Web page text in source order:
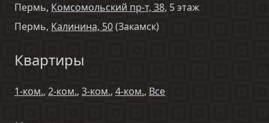
Пермь, Комсомольский пр-т, 38, 5 этаж
Пермь, Калинина, 50(Закамск)
Квартиры
1-ком., 2-ком., 3-ком., 4-ком., Все